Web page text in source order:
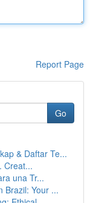
Report Page
Go
& Daftar Te...
Creat...
una Tr...
Brazil: Your ...